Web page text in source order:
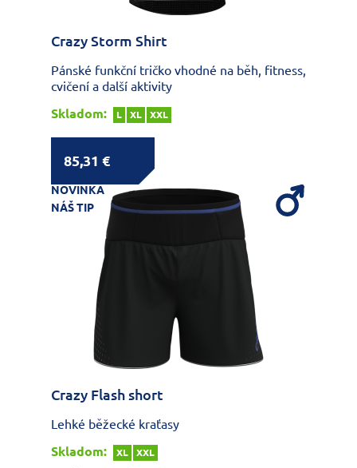
Crazy Storm Shirt
Pánské funkční tričko vhodné na běh, fitness,
cvičení a další aktivity
Skladom:
L XL XXL
85,31 €
NOVINKA
NÁŠ TIP
Crazy Flash short
Lehké běžecké kraťasy
Skladom:
XL XXL